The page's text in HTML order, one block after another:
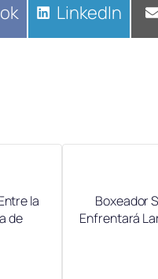
Compartir
LinkedIn
la
de
Boxeador
Enfrentará